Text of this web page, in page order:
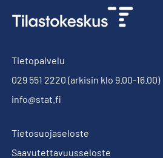
Tietopalvelu
029 551 2220 (arkisin klo 9.00-16.00)
info@stat.fi
Tietosuojaseloste
Saavutettavuusseloste